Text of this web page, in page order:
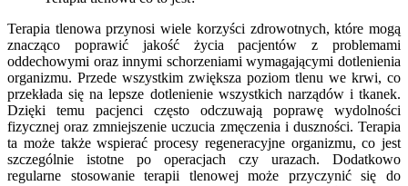
Terapia tlenowa przynosi wiele korzyści zdrowotnych, które mogą
znacząco poprawić jakość życia pacjentów z problemami
oddechowymi oraz innymi schorzeniami wymagającymi dotlenienia
organizmu. Przede wszystkim zwiększa poziom tlenu we krwi, co
przekłada się na lepsze dotlenienie wszystkich narządów i tkanek.
Dzięki temu pacjenci często odczuwają poprawę wydolności
fizycznej oraz zmniejszenie uczucia zmęczenia i duszności. Terapia
ta może także wspierać procesy regeneracyjne organizmu, co jest
szczególnie istotne po operacjach czy urazach. Dodatkowo
regularne stosowanie terapii tlenowej może przyczynić się do